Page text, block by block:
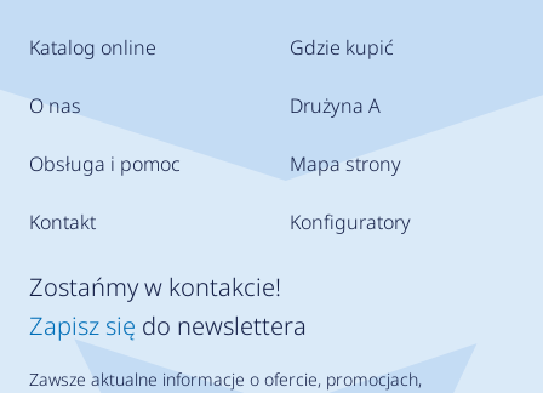
Katalog online
O nas
Obsługa i pomoc
Kontakt
Gdzie kupić
Drużyna A
Mapa strony
Konfiguratory
Zostańmy w kontakcie!
Zapisz się do newslettera
Zawsze aktualne informacje o ofercie, promocjach,